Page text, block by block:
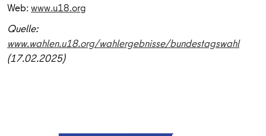
Web:www.u18.org
Quelle:
www.wahlen.u18.org/wahlergebnisse/bundestagswahl
(17.02.2025)